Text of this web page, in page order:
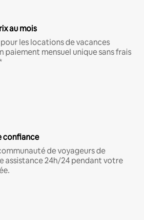
au mois
les locations de vacances
paiement mensuel unique sans frais
confiance
de voyageurs de
assistance 24h/24 pendant votre